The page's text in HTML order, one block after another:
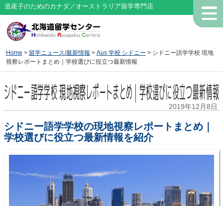
道産子のためのカナダ／オーストラリア留学専門店
Home > 留学ニュース/最新情報 > Aus 学校 シドニー > シドニー語学学校 現地
視察レポートまとめ｜学校選びに役立つ最新情報
シドニー語学学校 現地視察レポートまとめ｜学校選びに役立つ最新情報
2019年12月8日
シドニー語学学校の現地視察レポートまとめ｜
学校選びに役立つ最新情報を紹介